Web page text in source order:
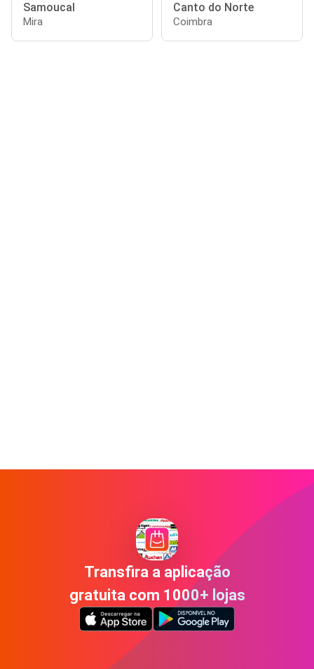
Samoucal
Mira
Canto do Norte
Coimbra
Transfira a aplicação
gratuita com 1000+ lojas